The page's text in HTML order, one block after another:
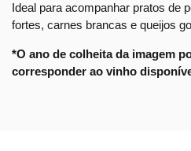
Ideal para acompanhar pratos de
fortes, carnes brancas e queijos
*O ano de colheita da imagem
corresponder ao vinho